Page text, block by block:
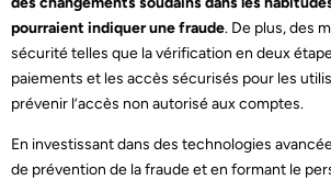
pourraient indiquer une fraude. De plus, des
sécurité telles que la vérification en deux
paiements et les accès sécurisés pour les
prévenir l’accès non autorisé aux comptes.
En investissant dans des technologies
de prévention de la fraude et en formant le